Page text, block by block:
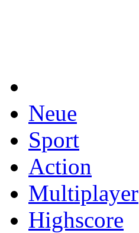
Neue
Sport
Action
Multiplayer
Highscore